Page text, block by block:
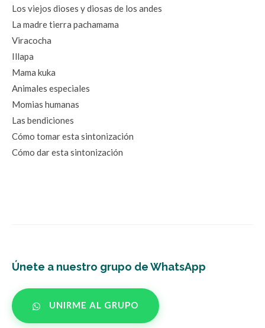
Los viejos dioses y diosas de los andes
La madre tierra pachamama
Viracocha
Illapa
Mama kuka
Animales especiales
Momias humanas
Las bendiciones
Cómo tomar esta sintonización
Cómo dar esta sintonización
Únete a nuestro grupo de WhatsApp
UNIRME AL GRUPO